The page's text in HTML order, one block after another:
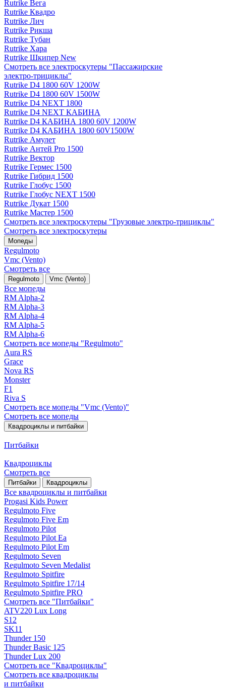
Rutrike Вега
Rutrike Квадро
Rutrike Лич
Rutrike Рикша
Rutrike Тубан
Rutrike Хара
Rutrike Шкипер New
Смотреть все электро­скутеры "Пассажирские
электро‑трициклы"
Rutrike D4 1800 60V 1200W
Rutrike D4 1800 60V 1500W
Rutrike D4 NEXT 1800
Rutrike D4 NEXT КАБИНА
Rutrike D4 КАБИНА 1800 60V 1200W
Rutrike D4 КАБИНА 1800 60V1500W
Rutrike Амулет
Rutrike Антей Pro 1500
Rutrike Вектор
Rutrike Гермес 1500
Rutrike Гибрид 1500
Rutrike Глобус 1500
Rutrike Глобус NEXT 1500
Rutrike Дукат 1500
Rutrike Мастер 1500
Смотреть все электро­скутеры "Грузовые электро‑трициклы"
Смотреть все электро­скутеры
Мопеды
Regulmoto
Vmc (Vento)
Смотреть все
Regulmoto Vmc (Vento)
Все мопеды
RM Alpha-2
RM Alpha-3
RM Alpha-4
RM Alpha-5
RM Alpha-6
Смотреть все мопеды "Regulmoto"
Aura RS
Grace
Nova RS
Monster
F1
Riva S
Смотреть все мопеды "Vmc (Vento)"
Смотреть все мопеды
Квадроциклы и питбайки
Питбайки
Квадроциклы
Смотреть все
Питбайки Квадроциклы
Все квадроциклы и питбайки
Progasi Kids Power
Regulmoto Five
Regulmoto Five Em
Regulmoto Pilot
Regulmoto Pilot Ea
Regulmoto Pilot Em
Regulmoto Seven
Regulmoto Seven Medalist
Regulmoto Spitfire
Regulmoto Spitfire 17/14
Regulmoto Spitfire PRO
Смотреть все "Питбайки"
ATV220 Lux Long
S12
SK11
Thunder 150
Thunder Basic 125
Thunder Lux 200
Смотреть все "Квадроциклы"
Смотреть все квадроциклы
и питбайки